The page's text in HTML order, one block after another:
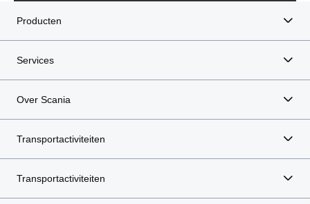
Producten
Services
Over Scania
Transportactiviteiten
Transportactiviteiten